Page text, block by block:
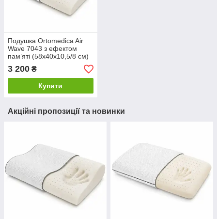
Подушка Ortomedica Air
Wave 7043 з ефектом
пам’яті (58х40х10,5/8 см)
3 200 ₴
Купити
Акційні пропозиції та новинки